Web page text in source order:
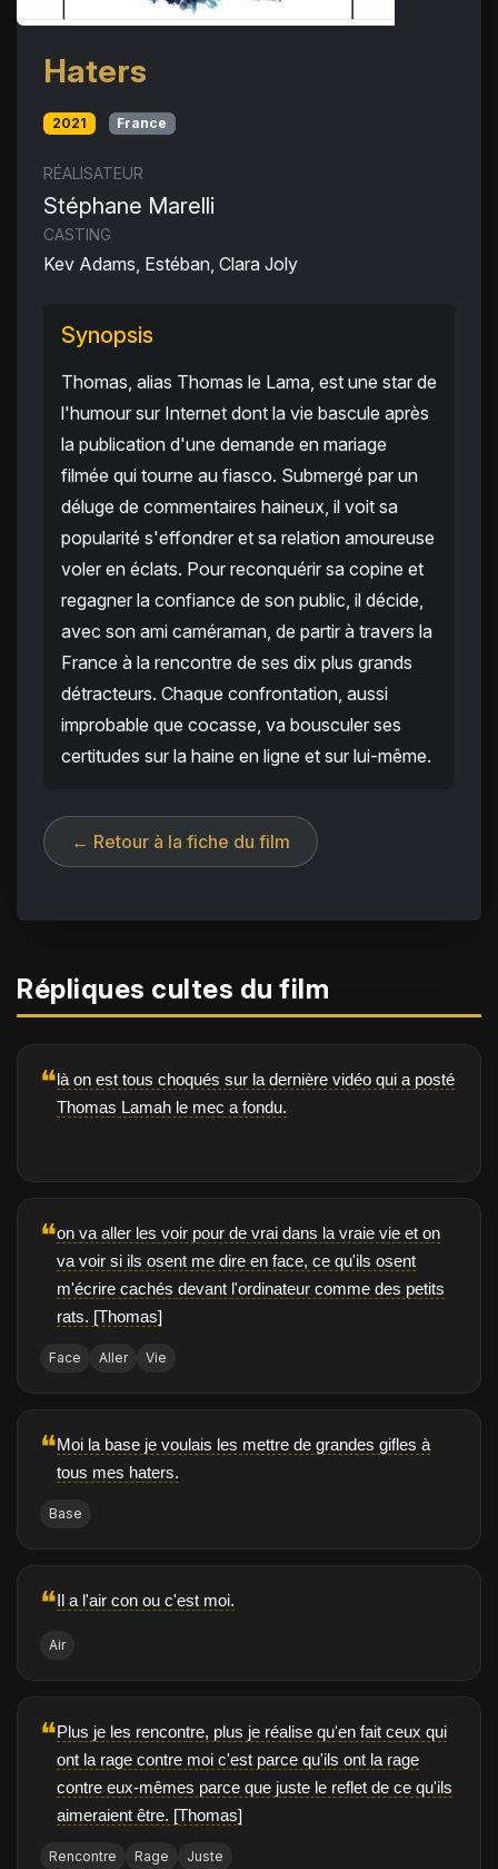
Haters
2021 France
RÉALISATEUR
Stéphane Marelli
CASTING
Kev Adams, Estéban, Clara Joly
Synopsis
Thomas, alias Thomas le Lama, est une star de
l'humour sur Internet dont la vie bascule après
la publication d'une demande en mariage
filmée qui tourne au fiasco. Submergé par un
déluge de commentaires haineux, il voit sa
popularité s'effondrer et sa relation amoureuse
voler en éclats. Pour reconquérir sa copine et
regagner la confiance de son public, il décide,
avec son ami caméraman, de partir à travers la
France à la rencontre de ses dix plus grands
détracteurs. Chaque confrontation, aussi
improbable que cocasse, va bousculer ses
certitudes sur la haine en ligne et sur lui-même.
← Retour à la fiche du film
Répliques cultes du film
❝là on est tous choqués sur la dernière vidéo qui a posté
Thomas Lamah le mec a fondu.
❝on va aller les voir pour de vrai dans la vraie vie et on
va voir si ils osent me dire en face, ce qu'ils osent
m'écrire cachés devant l'ordinateur comme des petits
rats. [Thomas]
Face Aller Vie
❝Moi la base je voulais les mettre de grandes gifles à
tous mes haters.
Base
❝Il a l'air con ou c'est moi.
Air
❝Plus je les rencontre, plus je réalise qu'en fait ceux qui
ont la rage contre moi c'est parce qu'ils ont la rage
contre eux-mêmes parce que juste le reflet de ce qu'ils
aimeraient être. [Thomas]
Rencontre Rage Juste